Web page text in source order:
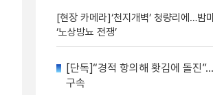
[현장 카메라]‘천지개벽’ 청량리에…밤
‘노상방뇨 전쟁’
[단독]“경적 항의해 홧김에 돌진
구속